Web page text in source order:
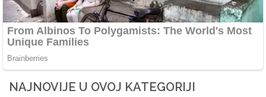
NAJNOVIJE U OVOJ KATEGORIJI